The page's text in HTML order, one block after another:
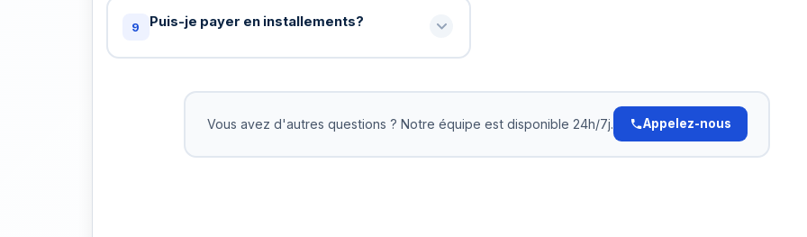
chambre spacieuse, étage élevé, etc. Notez-le
possible pour accommoder.
9 Puis-je payer en installements?
nous acceptons le paiement en 2-3 versements.
Vous avez d'autres questions ? Notre équipe est disponible 24h/7j. Appelez-nous